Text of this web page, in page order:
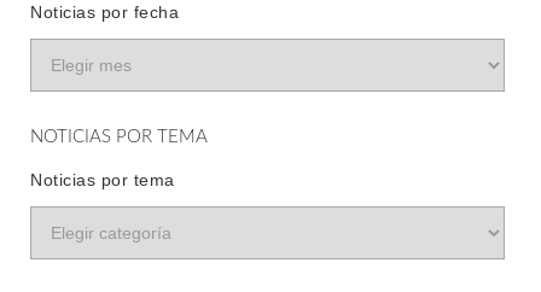
Noticias por fecha
NOTICIAS POR TEMA
Noticias por tema